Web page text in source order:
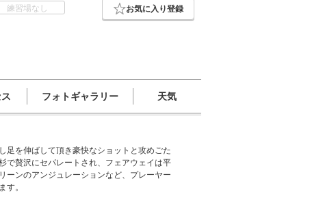
練習場なし お気に入り登録
フォトギャラリー 天気
足を伸ばして頂き豪快なショットと攻めごた
で贅沢にセパレートされ、フェアウェイは平
ーンのアンジュレーションなど、プレーヤー
す。